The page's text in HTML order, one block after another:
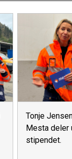
Tonje
Mesta deler
stipendet.